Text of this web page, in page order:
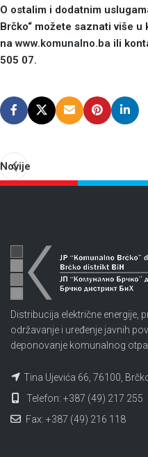
O ostalim i dodatnim
Brčko“ možete saznati više u
nawww.komunalno.ba ili
505 07.
Novije
Distribucija električne energije,
održavanje i uređenje javnih
deponovanje komunalnog
Tina Ujevića 66, 76100,
Telefon: +387 (49) 217 255
Fax: +387 (49) 216 118